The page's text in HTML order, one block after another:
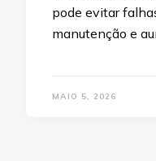
pode evitar
manutenção e
MAIO 5, 2026